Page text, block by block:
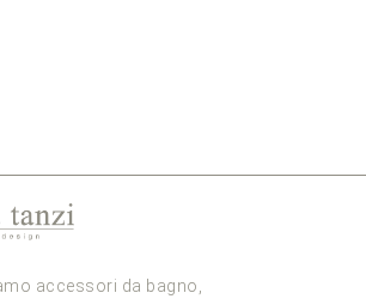
accessori da bagno,